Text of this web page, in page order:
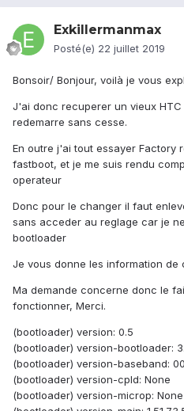
Exkillermanmax
Posté(e) 22 juillet 2019
Bonsoir/ Bonjour, voilà je vous
J'ai donc recuperer un vieux
redemarre sans cesse.
En outre j'ai tout essayer Factory
fastboot, et je me suis rendu
operateur
Donc pour le changer il faut
sans acceder au reglage car je
bootloader
Je vous donne les information de
Ma demande concerne donc le
fonctionner, Merci.
(bootloader) version: 0.5
(bootloader) version-bootloader:
(bootloader) version-baseband:
(bootloader) version-cpld: None
(bootloader) version-microp: None